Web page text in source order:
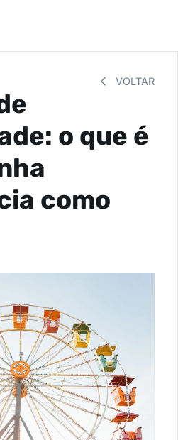
VOLTAR
o que é
como